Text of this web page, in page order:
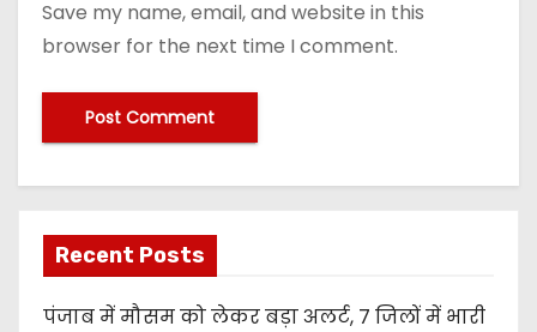
Save my name, email, and website in this
browser for the next time I comment.
Recent Posts
पंजाब में मौसम को लेकर बड़ा अलर्ट, 7 जिलों में भारी